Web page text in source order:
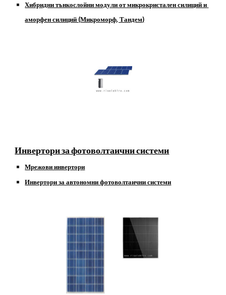
Хибридни тънкослойни модули от микрокристален силиций и
аморфен силиций (Микроморф, Тандем)
Инвертори за фотоволтаични системи
Мрежови инвертори
Инвертори за автономни фотоволтаични системи